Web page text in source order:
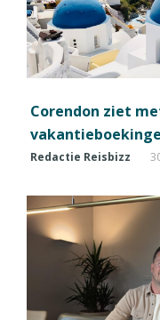
Corendon ziet
Redactie Reisbizz